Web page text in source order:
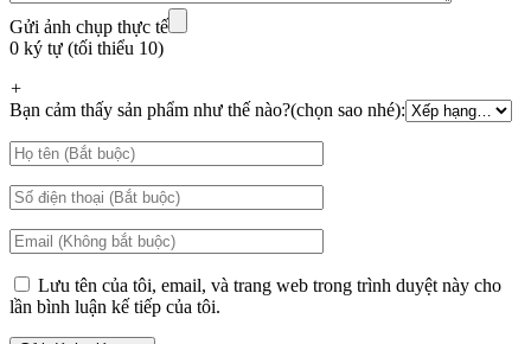
Gửi ảnh chụp thực tế
0 ký tự (tối thiểu 10)
+
Bạn cảm thấy sản phẩm như thế nào?(chọn sao nhé):
Lưu tên của tôi, email, và trang web trong trình duyệt này cho
lần bình luận kế tiếp của tôi.